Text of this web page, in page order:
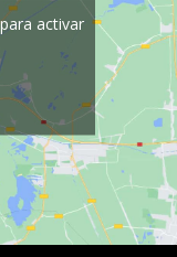
activar